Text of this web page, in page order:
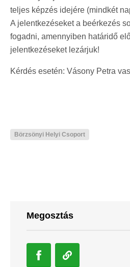
teljes képzés idejére (mindkét
A jelentkezéseket a beérkezés
fogadni, amennyiben határidő
jelentkezéseket lezárjuk!
Kérdés esetén: Vásony Petra
Börzsönyi Helyi Csoport
Megosztás